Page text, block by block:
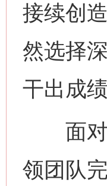
接续创
然选择
干出成绩
面对
领团队